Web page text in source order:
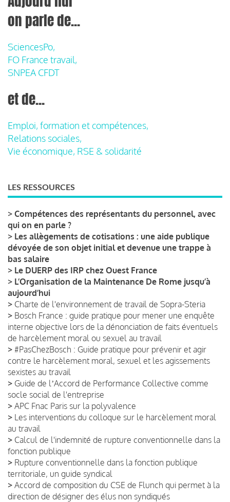
on parle de...
SciencesPo,
FO France travail,
SNPEA CFDT
et de...
Emploi, formation et compétences,
Relations sociales,
Vie économique, RSE & solidarité
LES RESSOURCES
> Compétences des représentants du personnel, avec
qui on en parle ?
> Les allègements de cotisations : une aide publique
dévoyée de son objet initial et devenue une trappe à
bas salaire
> Le DUERP des IRP chez Ouest France
> L’Organisation de la Maintenance De Rome jusqu’à
aujourd’hui
> Charte de l'environnement de travail de Sopra-Steria
> Bosch France : guide pratique pour mener une enquête
interne objective lors de la dénonciation de faits éventuels
de harcèlement moral ou sexuel au travail
> #PasChezBosch : Guide pratique pour prévenir et agir
contre le harcèlement moral, sexuel et les agissements
sexistes au travail
> Guide de lʼAccord de Performance Collective comme
socle social de l'entreprise
> APC Fnac Paris sur la polyvalence
> Les interventions du colloque sur le harcèlement moral
au travail
> Calcul de l'indemnité de rupture conventionnelle dans la
fonction publique
> Rupture conventionnelle dans la fonction publique
territoriale, un guide syndical
> Accord de composition du CSE de Flunch qui permet à la
direction de désigner des élus non syndiqués